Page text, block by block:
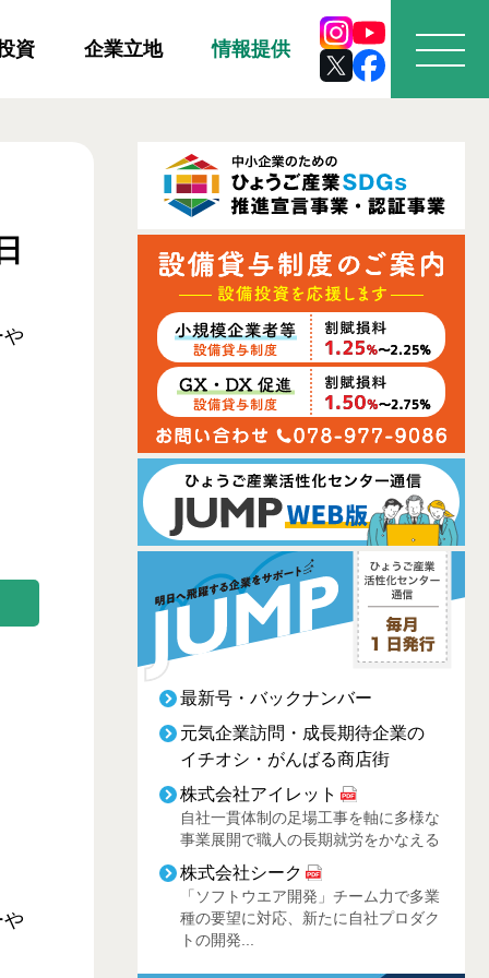
資 企業立地 情報提供
最新号・バックナンバー
元気企業訪問・成長期待企業の
イチオシ・がんばる商店街
株式会社アイレット
自社一貫体制の足場工事を軸に多様な
事業展開で職人の長期就労をかなえる
株式会社シーク
「ソフトウエア開発」チーム力で多業
種の要望に対応、新たに自社プロダク
トの開発...